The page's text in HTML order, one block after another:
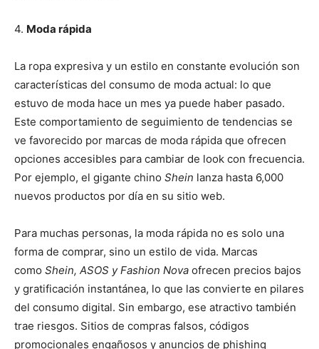
4. Moda rápida
La ropa expresiva y un estilo en constante evolución son
características del consumo de moda actual: lo que
estuvo de moda hace un mes ya puede haber pasado.
Este comportamiento de seguimiento de tendencias se
ve favorecido por marcas de moda rápida que ofrecen
opciones accesibles para cambiar de look con frecuencia.
Por ejemplo, el gigante chino Shein lanza hasta 6,000
nuevos productos por día en su sitio web.
Para muchas personas, la moda rápida no es solo una
forma de comprar, sino un estilo de vida. Marcas
como Shein, ASOS y Fashion Nova ofrecen precios bajos
y gratificación instantánea, lo que las convierte en pilares
del consumo digital. Sin embargo, ese atractivo también
trae riesgos. Sitios de compras falsos, códigos
promocionales engañosos y anuncios de phishing